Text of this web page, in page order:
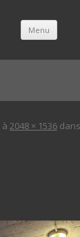
Menu Aller
à 2048 × 1536 dans